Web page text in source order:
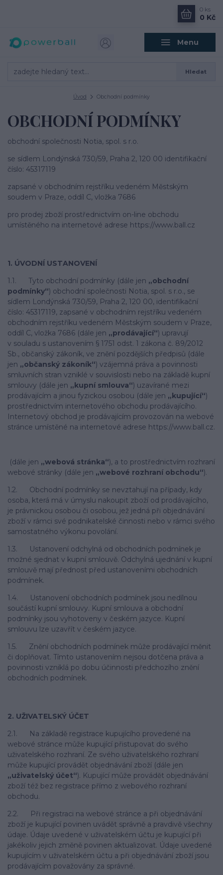
Menu
Hledat
0 ks
0 Kč
Úvod Obchodní podmínky
OBCHODNÍ PODMÍNKY
obchodní společnosti Notia, spol. s r.o.
se sídlem Londýnská 730/59, Praha 2, 120 00 identifikační
číslo: 45317119
zapsané v obchodním rejstříku vedeném Městským
soudem v Praze, oddíl C, vložka 7686
pro prodej zboží prostřednictvím on-line obchodu
umístěného na internetové adrese https://www.ball.cz
1. ÚVODNÍ USTANOVENÍ
1.1. Tyto obchodní podmínky (dále jen „obchodní
podmínky“) obchodní společnosti Notia, spol. s r.o., se
sídlem Londýnská 730/59, Praha 2, 120 00, identifikační
číslo: 45317119, zapsané v obchodním rejstříku vedeném
obchodním rejstříku vedeném Městským soudem v Praze,
oddíl C, vložka 7686 (dále jen „prodávající“) upravují
v souladu s ustanovením § 1751 odst. 1 zákona č. 89/2012
Sb., občanský zákoník, ve znění pozdějších předpisů (dále
jen „občanský zákoník“) vzájemná práva a povinnosti
smluvních stran vzniklé v souvislosti nebo na základě kupní
smlouvy (dále jen „kupní smlouva“) uzavírané mezi
prodávajícím a jinou fyzickou osobou (dále jen „kupující“)
prostřednictvím internetového obchodu prodávajícího.
Internetový obchod je prodávajícím provozován na webové
stránce umístěné na internetové adrese https://www.ball.cz.
(dále jen „webová stránka“), a to prostřednictvím rozhraní
webové stránky (dále jen „webové rozhraní obchodu“).
1.2. Obchodní podmínky se nevztahují na případy, kdy
osoba, která má v úmyslu nakoupit zboží od prodávajícího,
je právnickou osobou či osobou, jež jedná při objednávání
zboží v rámci své podnikatelské činnosti nebo v rámci svého
samostatného výkonu povolání.
1.3. Ustanovení odchylná od obchodních podmínek je
možné sjednat v kupní smlouvě. Odchylná ujednání v kupní
smlouvě mají přednost před ustanoveními obchodních
podmínek.
1.4. Ustanovení obchodních podmínek jsou nedílnou
součástí kupní smlouvy. Kupní smlouva a obchodní
podmínky jsou vyhotoveny v českém jazyce. Kupní
smlouvu lze uzavřít v českém jazyce.
1.5. Znění obchodních podmínek může prodávající měnit
či doplňovat. Tímto ustanovením nejsou dotčena práva a
povinnosti vzniklá po dobu účinnosti předchozího znění
obchodních podmínek.
2. UŽIVATELSKÝ ÚČET
2.1. Na základě registrace kupujícího provedené na
webové stránce může kupující přistupovat do svého
uživatelského rozhraní. Ze svého uživatelského rozhraní
může kupující provádět objednávání zboží (dále jen
„uživatelský účet“). Kupující může provádět objednávání
zboží též bez registrace přímo z webového rozhraní
obchodu.
2.2. Při registraci na webové stránce a při objednávání
zboží je kupující povinen uvádět správně a pravdivě všechny
údaje. Údaje uvedené v uživatelském účtu je kupující při
jakékoliv jejich změně povinen aktualizovat. Údaje uvedené
kupujícím v uživatelském účtu a při objednávání zboží jsou
prodávajícím považovány za správné.